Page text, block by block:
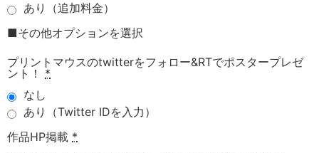
あり（追加料金）
■その他オプションを選択
プリントマウスのtwitterをフォロー&RTでポスタープレゼ
ント！
*
なし
あり（Twitter IDを入力）
作品HP掲載 *